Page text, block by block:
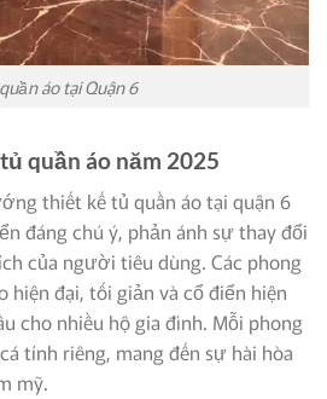
áo tại Quận 6
quần áo năm 2025
thiết kế tủ quần áo tại quận 6
đáng chú ý, phản ánh sự thay đổi
của người tiêu dùng. Các phong
hiện đại, tối giản và cổ điển hiện
cho nhiều hộ gia đình. Mỗi phong
tính riêng, mang đến sự hài hòa
mỹ.